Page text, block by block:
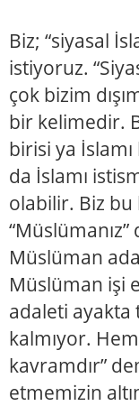
Biz; “siyasal
istiyoruz.
çok bizim
bir kelimedir.
birisi ya
da İslamı
olabilir. Biz bu
Müslüman
Müslüman işi
adaleti ayakta
kalmıyor.
kavramdır”
etmemizin